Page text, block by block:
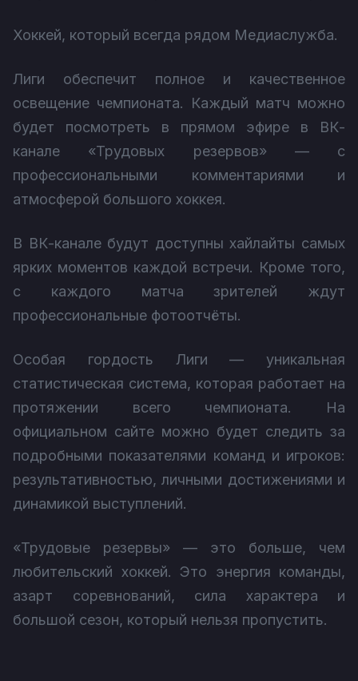
Хоккей, который всегда рядом Медиаслужба.
Лиги обеспечит полное и качественное
освещение чемпионата. Каждый матч можно
будет посмотреть в прямом эфире в ВК-
канале «Трудовых резервов» — с
профессиональными комментариями и
атмосферой большого хоккея.
В ВК-канале будут доступны хайлайты самых
ярких моментов каждой встречи. Кроме того,
с каждого матча зрителей ждут
профессиональные фотоотчёты.
Особая гордость Лиги — уникальная
статистическая система, которая работает на
протяжении всего чемпионата. На
официальном сайте можно будет следить за
подробными показателями команд и игроков:
результативностью, личными достижениями и
динамикой выступлений.
«Трудовые резервы» — это больше, чем
любительский хоккей. Это энергия команды,
азарт соревнований, сила характера и
большой сезон, который нельзя пропустить.